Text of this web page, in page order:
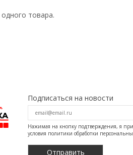
товара.
Подписаться на новости
Нажимая на кнопку подтверждения, я
условия политики обработки